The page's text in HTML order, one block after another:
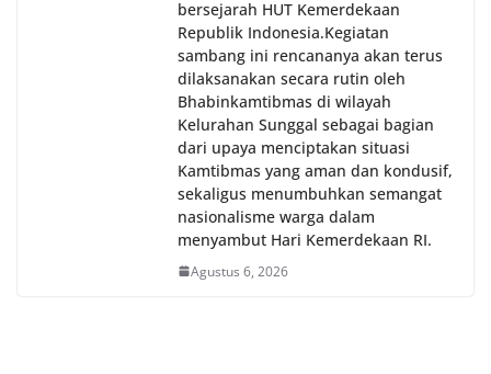
bersejarah HUT Kemerdekaan
Republik Indonesia.‎Kegiatan
sambang ini rencananya akan terus
dilaksanakan secara rutin oleh
Bhabinkamtibmas di wilayah
Kelurahan Sunggal sebagai bagian
dari upaya menciptakan situasi
Kamtibmas yang aman dan kondusif,
sekaligus menumbuhkan semangat
nasionalisme warga dalam
menyambut Hari Kemerdekaan RI.
Agustus 6, 2026